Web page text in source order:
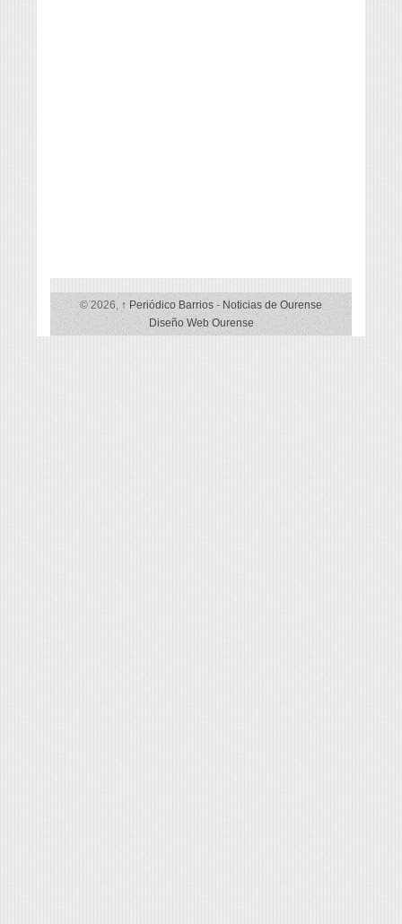
© 2026, ↑ Periódico Barrios- Noticias de Ourense
Diseño Web Ourense